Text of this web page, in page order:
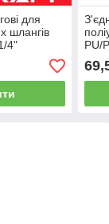
для
шлангів
4"
02
PU/